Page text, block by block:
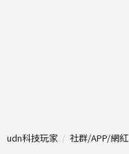
udn科技玩家 社群/APP/網紅